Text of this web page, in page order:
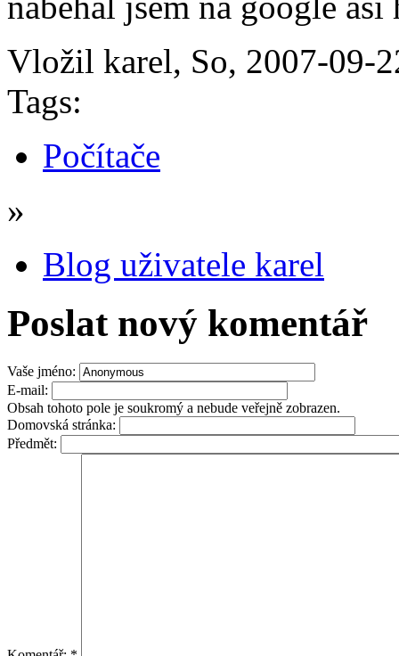
Vložil karel, So, 2007-09-
Tags:
Počítače
»
Blog uživatele karel
Poslat nový komentář
Vaše jméno:
E-mail:
Obsah tohoto pole je soukromý a nebude veřejně zobrazen.
Domovská stránka:
Předmět: